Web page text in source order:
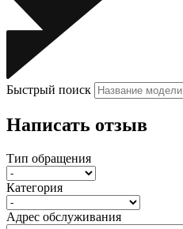
Быстрый поиск
Написать отзыв
Тип обращения
Категория
Адрес обслуживания